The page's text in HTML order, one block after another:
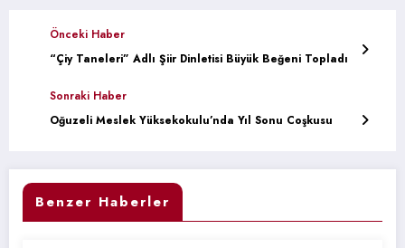
Önceki Haber
“Çiy Taneleri” Adlı Şiir Dinletisi Büyük Beğeni Topladı
Sonraki Haber
Oğuzeli Meslek Yüksekokulu’nda Yıl Sonu Coşkusu
Benzer Haberler